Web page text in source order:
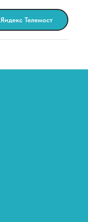
Яндекс Телемост